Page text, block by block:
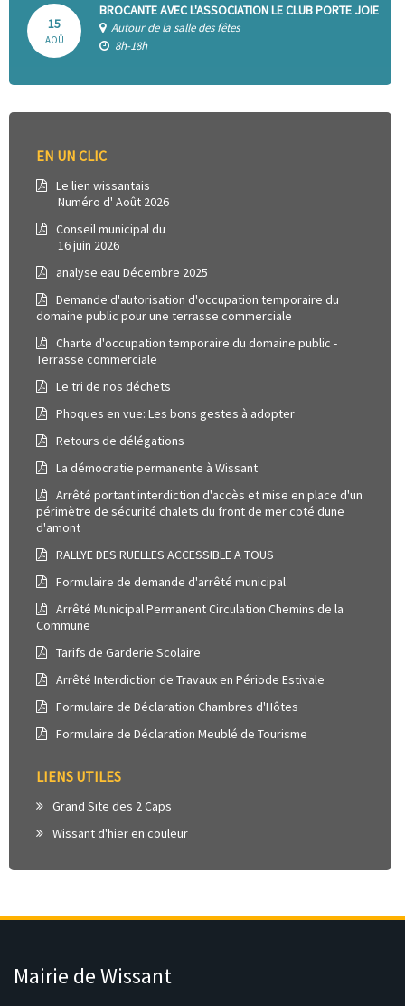
15
AOÛ
BROCANTE AVEC L'ASSOCIATION LE CLUB PORTE JOIE
Autour de la salle des fêtes
8h-18h
EN UN CLIC
Le lien wissantais
Numéro d' Août 2026
Conseil municipal du
16 juin 2026
analyse eau Décembre 2025
Demande d'autorisation d'occupation temporaire du
domaine public pour une terrasse commerciale
Charte d'occupation temporaire du domaine public -
Terrasse commerciale
Le tri de nos déchets
Phoques en vue: Les bons gestes à adopter
Retours de délégations
La démocratie permanente à Wissant
Arrêté portant interdiction d'accès et mise en place d'un
périmètre de sécurité chalets du front de mer coté dune
d'amont
RALLYE DES RUELLES ACCESSIBLE A TOUS
Formulaire de demande d'arrêté municipal
Arrêté Municipal Permanent Circulation Chemins de la
Commune
Tarifs de Garderie Scolaire
Arrêté Interdiction de Travaux en Période Estivale
Formulaire de Déclaration Chambres d'Hôtes
Formulaire de Déclaration Meublé de Tourisme
LIENS UTILES
Grand Site des 2 Caps
Wissant d'hier en couleur
Mairie de Wissant